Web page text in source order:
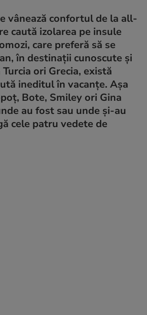
vânează confortul de la all-
caută izolarea pe insule
care preferă să se
în destinații cunoscute și
ori Grecia, există
ineditul în vacanțe. Așa
Bote, Smiley ori Gina
au fost sau unde și-au
cele patru vedete de